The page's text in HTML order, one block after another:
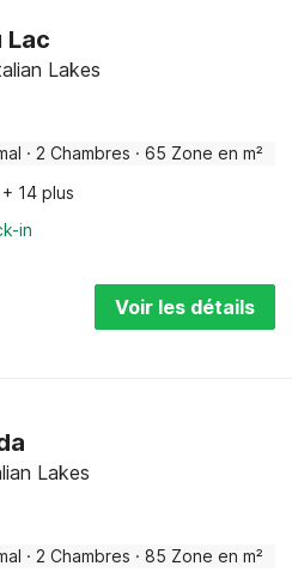
Lac
Lakes
· 2 Chambres · 65 Zone en m²
+ 14 plus
in
Voir les détails
Lakes
· 2 Chambres · 85 Zone en m²